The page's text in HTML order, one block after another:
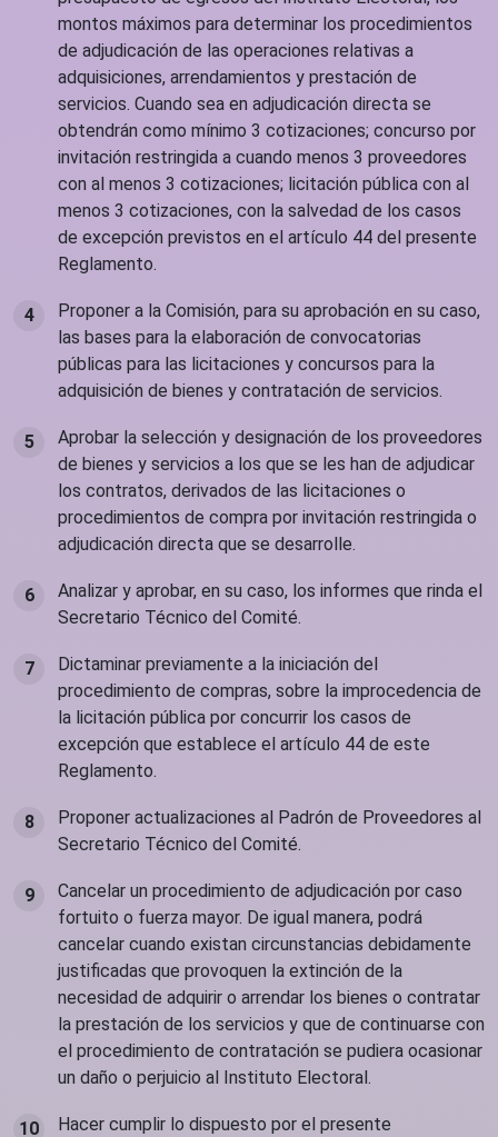
montos máximos para determinar los procedimientos
de adjudicación de las operaciones relativas a
adquisiciones, arrendamientos y prestación de
servicios. Cuando sea en adjudicación directa se
obtendrán como mínimo 3 cotizaciones; concurso por
invitación restringida a cuando menos 3 proveedores
con al menos 3 cotizaciones; licitación pública con al
menos 3 cotizaciones, con la salvedad de los casos
de excepción previstos en el artículo 44 del presente
Reglamento.
Proponer a la Comisión, para su aprobación en su caso,
las bases para la elaboración de convocatorias
públicas para las licitaciones y concursos para la
adquisición de bienes y contratación de servicios.
Aprobar la selección y designación de los proveedores
de bienes y servicios a los que se les han de adjudicar
los contratos, derivados de las licitaciones o
procedimientos de compra por invitación restringida o
adjudicación directa que se desarrolle.
Analizar y aprobar, en su caso, los informes que rinda el
Secretario Técnico del Comité.
Dictaminar previamente a la iniciación del
procedimiento de compras, sobre la improcedencia de
la licitación pública por concurrir los casos de
excepción que establece el artículo 44 de este
Reglamento.
Proponer actualizaciones al Padrón de Proveedores al
Secretario Técnico del Comité.
Cancelar un procedimiento de adjudicación por caso
fortuito o fuerza mayor. De igual manera, podrá
cancelar cuando existan circunstancias debidamente
justificadas que provoquen la extinción de la
necesidad de adquirir o arrendar los bienes o contratar
la prestación de los servicios y que de continuarse con
el procedimiento de contratación se pudiera ocasionar
un daño o perjuicio al Instituto Electoral.
Hacer cumplir lo dispuesto por el presente